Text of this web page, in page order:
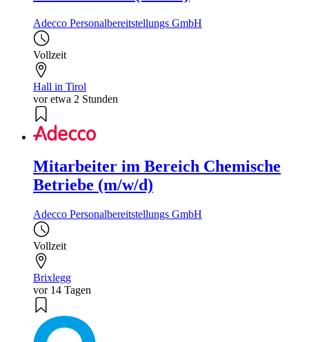
Adecco Personalbereitstellungs GmbH
Vollzeit
Hall in Tirol
vor etwa 2 Stunden
Mitarbeiter im Bereich Chemische
Betriebe (m/w/d)
Adecco Personalbereitstellungs GmbH
Vollzeit
Brixlegg
vor 14 Tagen